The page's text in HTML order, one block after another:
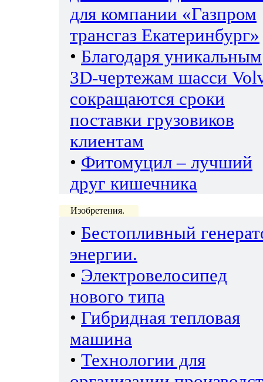
для компании «Газпром
трансгаз Екатеринбург»
• Благодаря уникальным
3D-чертежам шасси
сокращаются сроки
поставки грузовиков
клиентам
• Фитомуцил – лучший
друг кишечника
Изобретения.
• Бестопливный
энергии.
• Электровелосипед
нового типа
• Гибридная тепловая
машина
• Технологии для